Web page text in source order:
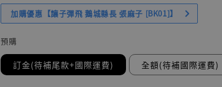
加購優惠【讓子彈飛 鵝城縣長 張麻子 [BK01]】
預購
訂金(待補尾款+國際運費) 全額(待補國際運費)